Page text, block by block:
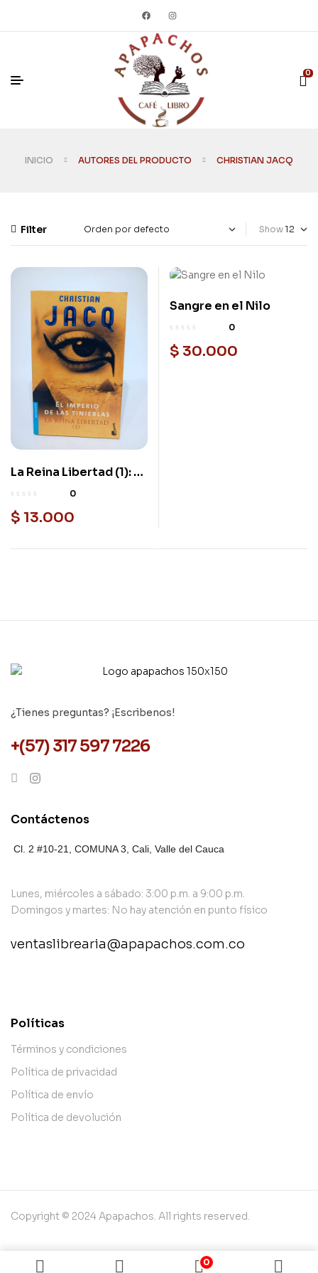
0
INICIO AUTORES DEL PRODUCTO CHRISTIAN JACQ
Filter Show
Usado
La Reina Libertad (1): El
imperio de las
0
$ 13.000
Usado
Sangre en el Nilo
0
$ 30.000
¿Tienes preguntas? ¡Escribenos!
+(57) 317 597 7226
Contáctenos
Cl. 2 #10-21, COMUNA 3, Cali, Valle del Cauca
Lunes, miércoles a sábado: 3:00 p.m. a 9:00 p.m.
Domingos y martes: No hay atención en punto físico
ventaslibrearia@apapachos.com.co
Políticas
Términos y condiciones
Política de privacidad
Política de envío
Política de devolución
Copyright © 2024 Apapachos. All rights reserved.
0